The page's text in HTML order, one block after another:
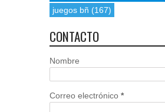
juegos bñ (167)
CONTACTO
Nombre
Correo electrónico *